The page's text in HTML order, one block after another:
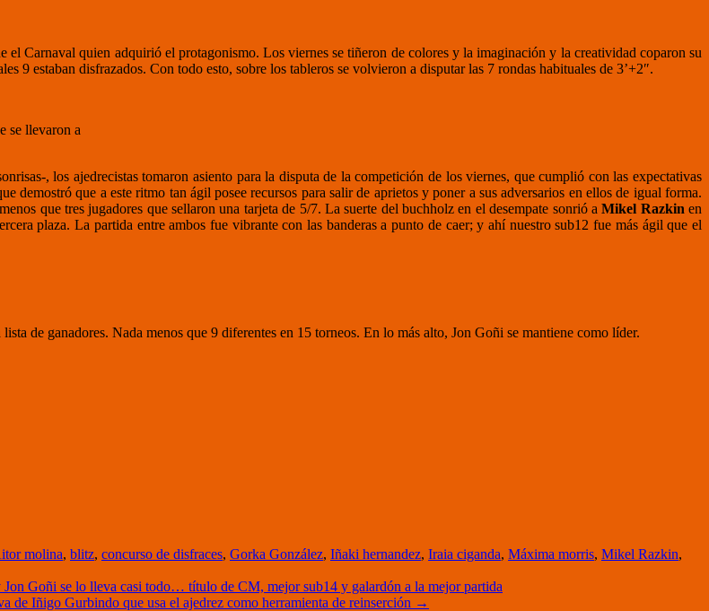
Carnaval quien adquirió el protagonismo. Los viernes se tiñeron de colores y la imaginación y la creatividad coparon su
9 estaban disfrazados. Con todo esto, sobre los tableros se volvieron a disputar las 7 rondas habituales de 3’+2″.
se llevaron a
, los ajedrecistas tomaron asiento para la disputa de la competición de los viernes, que cumplió con las expectativas
demostró que a este ritmo tan ágil posee recursos para salir de aprietos y poner a sus adversarios en ellos de igual forma.
que tres jugadores que sellaron una tarjeta de 5/7. La suerte del buchholz en el desempate sonrió aMikel Razkin en
plaza. La partida entre ambos fue vibrante con las banderas a punto de caer; y ahí nuestro sub12 fue más ágil que el
de ganadores. Nada menos que 9 diferentes en 15 torneos. En lo más alto, Jon Goñi se mantiene como líder.
molina, blitz, concurso de disfraces, Gorka González, Iñaki hernandez, Iraia ciganda, Máxima morris, Mikel Razkin,
Goñi se lo lleva casi todo… título de CM, mejor sub14 y galardón a la mejor partida
de Iñigo Gurbindo que usa el ajedrez como herramienta de reinserción →